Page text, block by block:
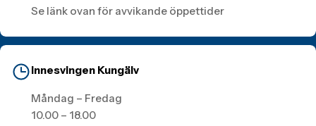
Se länk ovan för avvikande öppettider
Innesvingen Kungälv
Måndag – Fredag
10.00 – 18.00